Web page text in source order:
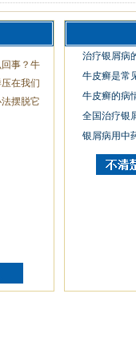
事？牛
在我们
摆脱它
治疗银屑病
牛皮癣是常
牛皮癣的病
全国治疗银
银屑病用中